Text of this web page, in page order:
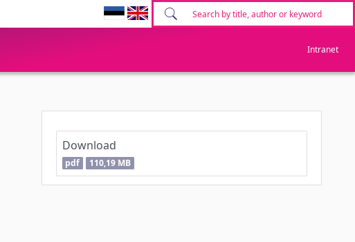
Intranet
Download
pdf 110,19 MB